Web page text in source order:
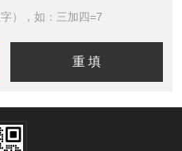
），如：三加四=7